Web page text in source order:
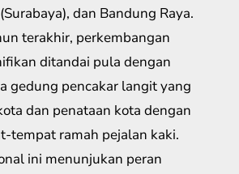
dan Bandung Raya.
terakhir, perkembangan
ditandai pula dengan
gedung pencakar langit yang
dan penataan kota dengan
tempat ramah pejalan kaki.
ini menunjukan peran